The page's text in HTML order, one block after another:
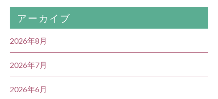
アーカイブ
2026年8月
2026年7月
2026年6月